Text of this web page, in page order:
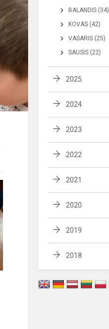
BALANDIS (34)
KOVAS (42)
VASARIS (25)
SAUSIS (22)
2025
2024
2023
2022
2021
2020
2019
2018